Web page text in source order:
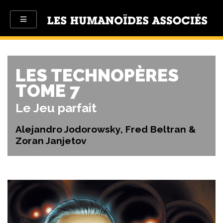
LES TECHNOPÈRES
TOME 7
Le Jeu parfait
Alejandro Jodorowsky, Fred Beltran &
Zoran Janjetov